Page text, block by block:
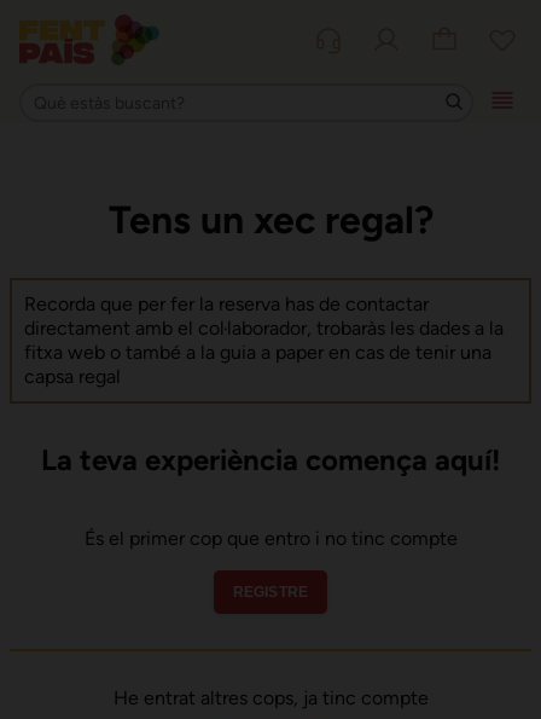
Tens un xec regal?
Recorda que per fer la reserva has de contactar
directament amb el col·laborador, trobaràs les dades a la
fitxa web o també a la guia a paper en cas de tenir una
capsa regal
La teva experiència comença aquí!
És el primer cop que entro i no tinc compte
REGISTRE
He entrat altres cops, ja tinc compte